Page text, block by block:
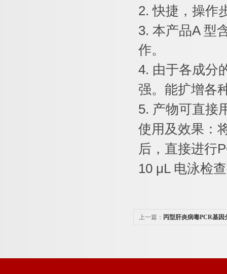
2.快捷，操作
3. 本产品A 型
作。
4. 由于各成分
强。能扩增各
5. 产物可直接
使用及效果：
后，直接进行
10 μL 电泳检
上一篇： 丙型肝炎病毒PCR基因